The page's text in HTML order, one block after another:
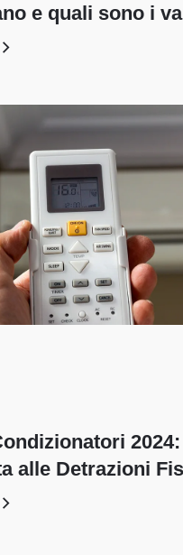
e quali sono i
alle Detrazioni